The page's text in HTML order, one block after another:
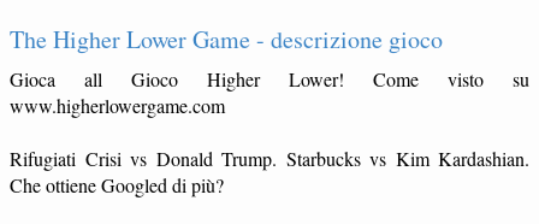
The Higher Lower Game - descrizione gioco
Gioca all Gioco Higher Lower! Come visto su
www.higherlowergame.com
Rifugiati Crisi vs Donald Trump. Starbucks vs Kim Kardashian.
Che ottiene Googled di più?